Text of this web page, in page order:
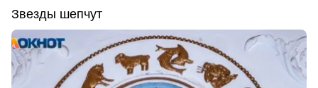
Звезды шепчут